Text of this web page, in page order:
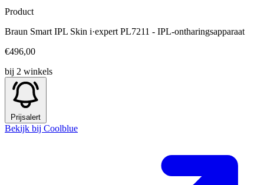
Product
Braun Smart IPL Skin i·expert PL7211 - IPL-ontharingsapparaat
€496,00
bij 2 winkels
Prijsalert
Bekijk bij Coolblue